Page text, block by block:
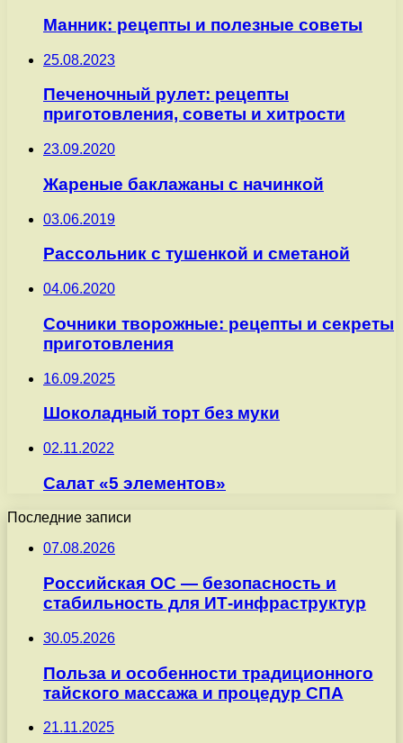
Манник: рецепты и полезные советы
25.08.2023
Печеночный рулет: рецепты
приготовления, советы и хитрости
23.09.2020
Жареные баклажаны с начинкой
03.06.2019
Рассольник с тушенкой и сметаной
04.06.2020
Сочники творожные: рецепты и секреты
приготовления
16.09.2025
Шоколадный торт без муки
02.11.2022
Салат «5 элементов»
Последние записи
07.08.2026
Российская ОС — безопасность и
стабильность для ИТ-инфраструктур
30.05.2026
Польза и особенности традиционного
тайского массажа и процедур СПА
21.11.2025